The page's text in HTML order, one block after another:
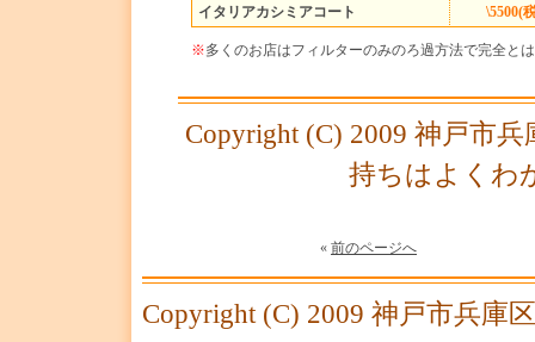
イタリアカシミアコート
\5500(
※多くのお店はフィルターのみのろ過方法で完全と
Copyright (C) 2009 神戸市
持ちはよくわ
« 前のページへ
Copyright (C) 2009 神戸市兵